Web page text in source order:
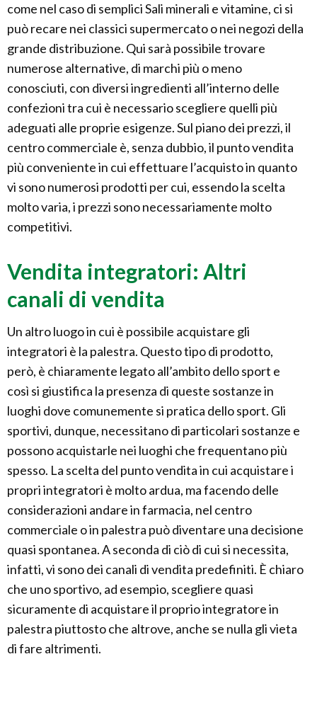
come nel caso di semplici Sali minerali e vitamine, ci si
può recare nei classici supermercato o nei negozi della
grande distribuzione. Qui sarà possibile trovare
numerose alternative, di marchi più o meno
conosciuti, con diversi ingredienti all’interno delle
confezioni tra cui è necessario scegliere quelli più
adeguati alle proprie esigenze. Sul piano dei prezzi, il
centro commerciale è, senza dubbio, il punto vendita
più conveniente in cui effettuare l’acquisto in quanto
vi sono numerosi prodotti per cui, essendo la scelta
molto varia, i prezzi sono necessariamente molto
competitivi.
Vendita integratori: Altri
canali di vendita
Un altro luogo in cui è possibile acquistare gli
integratori è la palestra. Questo tipo di prodotto,
però, è chiaramente legato all’ambito dello sport e
così si giustifica la presenza di queste sostanze in
luoghi dove comunemente si pratica dello sport. Gli
sportivi, dunque, necessitano di particolari sostanze e
possono acquistarle nei luoghi che frequentano più
spesso. La scelta del punto vendita in cui acquistare i
propri integratori è molto ardua, ma facendo delle
considerazioni andare in farmacia, nel centro
commerciale o in palestra può diventare una decisione
quasi spontanea. A seconda di ciò di cui si necessita,
infatti, vi sono dei canali di vendita predefiniti. È chiaro
che uno sportivo, ad esempio, scegliere quasi
sicuramente di acquistare il proprio integratore in
palestra piuttosto che altrove, anche se nulla gli vieta
di fare altrimenti.